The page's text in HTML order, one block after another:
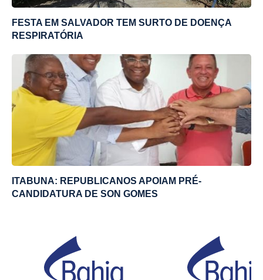
FESTA EM SALVADOR TEM SURTO DE DOENÇA
RESPIRATÓRIA
ITABUNA: REPUBLICANOS APOIAM PRÉ-
CANDIDATURA DE SON GOMES